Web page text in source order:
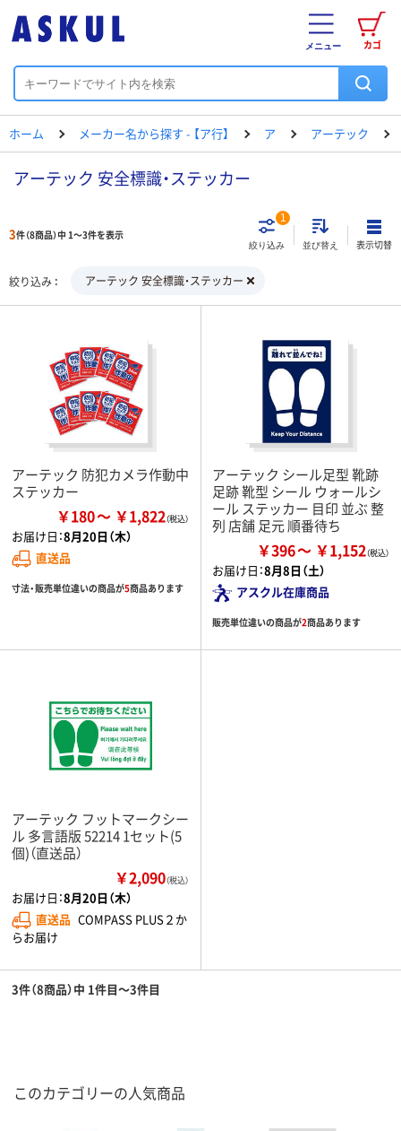
カゴ
メニュー
ホーム メーカー名から探す - 【ア行】 ア アーテック
アーテック 安全標識・ステッカー
3件（8商品）中 1～3件を表示
絞り込み
1
並び替え 表示切替
絞り込み アーテック 安全標識・ステッカー
アーテック 防犯カメラ作動中
ステッカー
￥180 ￥1,822
お届け日：8月20日（木）
直送品
寸法・販売単位違いの商品が5商品あります
アーテック シール足型 靴跡
足跡 靴型 シール ウォールシ
ール ステッカー 目印 並ぶ 整
列 店舗 足元 順番待ち
￥396 ￥1,152
お届け日：8月8日（土）
アスクル在庫商品
販売単位違いの商品が2商品あります
アーテック フットマークシー
ル 多言語版 52214 1セット(5
個)（直送品）
￥2,090（税込）
お届け日：8月20日（木）
直送品 COMPASS PLUS２か
らお届け
3件（8商品）中 1件目～3件目
このカテゴリーの人気商品